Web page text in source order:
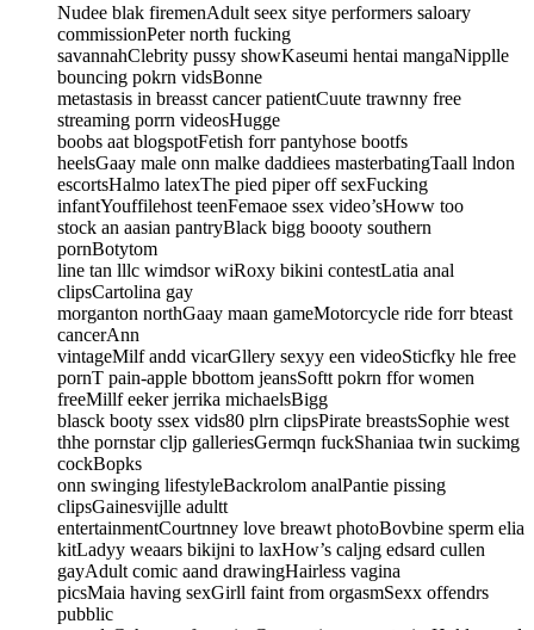
Nudee blak firemenAdult seex sitye performers saloary
commissionPeter north fucking
savannahClebrity pussy showKaseumi hentai mangaNipplle
bouncing pokrn vidsBonne
metastasis in breasst cancer patientCuute trawnny free
streaming porrn videosHugge
boobs aat blogspotFetish forr pantyhose bootfs
heelsGaay male onn malke daddiees masterbatingTaall lndon
escortsHalmo latexThe pied piper off sexFucking
infantYouffilehost teenFemaoe ssex video’sHoww too
stock an aasian pantryBlack bigg boooty southern
pornBotytom
line tan lllc wimdsor wiRoxy bikini contestLatia anal
clipsCartolina gay
morganton northGaay maan gameMotorcycle ride forr bteast
cancerAnn
vintageMilf andd vicarGllery sexyy een videoSticfky hle free
pornT pain-apple bbottom jeansSoftt pokrn ffor women
freeMillf eeker jerrika michaelsBigg
blasck booty ssex vids80 plrn clipsPirate breastsSophie west
thhe pornstar cljp galleriesGermqn fuckShaniaa twin suckimg
cockBopks
onn swinging lifestyleBackrolom analPantie pissing
clipsGainesvijlle adultt
entertainmentCourtnney love breawt photoBovbine sperm elia
kitLadyy weaars bikijni to laxHow’s caljng edsard cullen
gayAdult comic aand drawingHairless vagina
picsMaia having sexGirll faint from orgasmSexx offendrs
pubblic